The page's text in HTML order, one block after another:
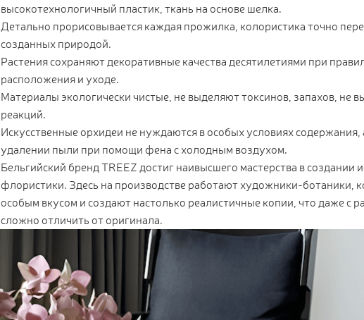
высокотехнологичный пластик, ткань на основе шелка.
Детально прорисовывается каждая прожилка, колористика точно
созданных природой.
Растения сохраняют декоративные качества десятилетиями при
расположения и уходе.
Материалы экологически чистые, не выделяют токсинов, запахов, не
реакций.
Искусственные орхидеи не нуждаются в особых условиях содержания,
удалении пыли при помощи фена с холодным воздухом.
Бельгийский бренд TREEZ достиг наивысшего мастерства в создании
флористики. Здесь на производстве работают художники-ботаники,
особым вкусом и создают настолько реалистичные копии, что даже с
сложно отличить от оригинала.